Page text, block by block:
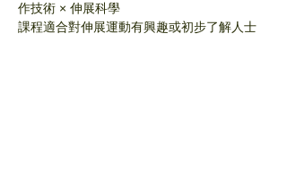
作技術 × 伸展科學
課程適合對伸展運動有興趣或初步了解人士